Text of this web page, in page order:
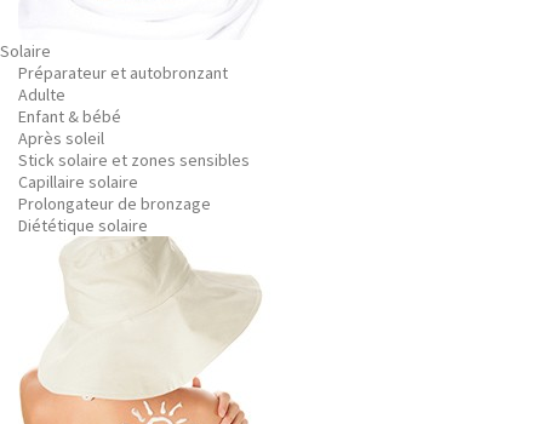
Solaire
Préparateur et autobronzant
Adulte
Enfant & bébé
Après soleil
Stick solaire et zones sensibles
Capillaire solaire
Prolongateur de bronzage
Diététique solaire